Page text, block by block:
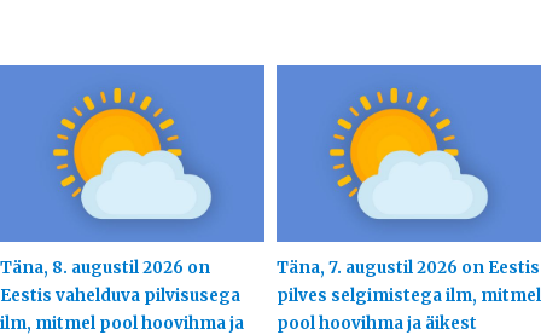
Täna, 8. augustil 2026 on
Eestis vahelduva pilvisusega
ilm, mitmel pool hoovihma ja
Täna, 7. augustil 2026 on Eestis
pilves selgimistega ilm, mitmel
pool hoovihma ja äikest